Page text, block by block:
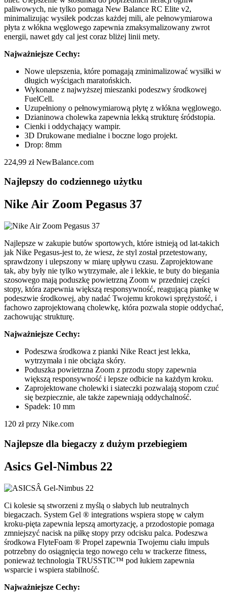
paliwowych, nie tylko pomaga New Balance RC Elite v2,
minimalizując wysiłek podczas każdej mili, ale pełnowymiarowa
płyta z włókna węglowego zapewnia zmaksymalizowany zwrot
energii, nawet gdy cal jest coraz bliżej linii mety.
Najważniejsze Cechy:
Nowe ulepszenia, które pomagają zminimalizować wysiłki w
długich wyścigach maratońskich.
Wykonane z najwyższej mieszanki podeszwy środkowej
FuelCell.
Uzupełniony o pełnowymiarową płytę z włókna węglowego.
Dzianinowa cholewka zapewnia lekką strukturę śródstopia.
Cienki i oddychający wampir.
3D Drukowane medialne i boczne logo projekt.
Drop: 8mm
224,99 zł NewBalance.com
Najlepszy do codziennego użytku
Nike Air Zoom Pegasus 37
Najlepsze w zakupie butów sportowych, które istnieją od lat-takich
jak Nike Pegasus-jest to, że wiesz, że styl został przetestowany,
sprawdzony i ulepszony w miarę upływu czasu. Zaprojektowane
tak, aby były nie tylko wytrzymałe, ale i lekkie, te buty do biegania
szosowego mają poduszkę powietrzną Zoom w przedniej części
stopy, która zapewnia większą responsywność, reagującą piankę w
podeszwie środkowej, aby nadać Twojemu krokowi sprężystość, i
fachowo zaprojektowaną cholewkę, która pozwala stopie oddychać,
zachowując strukturę.
Najważniejsze Cechy:
Podeszwa środkowa z pianki Nike React jest lekka,
wytrzymała i nie obciąża skóry.
Poduszka powietrzna Zoom z przodu stopy zapewnia
większą responsywność i lepsze odbicie na każdym kroku.
Zaprojektowane cholewki i siateczki pozwalają stopom czuć
się bezpiecznie, ale także zapewniają oddychalność.
Spadek: 10 mm
120 zł przy Nike.com
Najlepsze dla biegaczy z dużym przebiegiem
Asics Gel-Nimbus 22
Ci kolesie są stworzeni z myślą o słabych lub neutralnych
biegaczach. System Gel ® integrations wspiera stopę w całym
kroku-pięta zapewnia lepszą amortyzację, a przodostopie pomaga
zmniejszyć nacisk na piłkę stopy przy odcisku palca. Podeszwa
środkowa FlyteFoam ® Propel zapewnia Twojemu ciału impuls
potrzebny do osiągnięcia tego nowego celu w trackerze fitness,
ponieważ technologia TRUSSTIC™ pod łukiem zapewnia
wsparcie i wspiera stabilność.
Najważniejsze Cechy: